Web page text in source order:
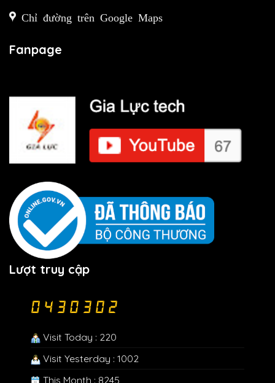
Chỉ đường trên Google Maps
Fanpage
Lượt truy cập
Visit Today : 220
Visit Yesterday : 1002
This Month : 8245